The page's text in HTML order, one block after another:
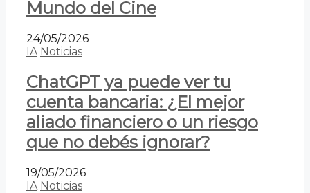
Mundo del Cine
24/05/2026
IA Noticias
ChatGPT ya puede ver tu
cuenta bancaria: ¿El mejor
aliado financiero o un riesgo
que no debés ignorar?
19/05/2026
IA Noticias